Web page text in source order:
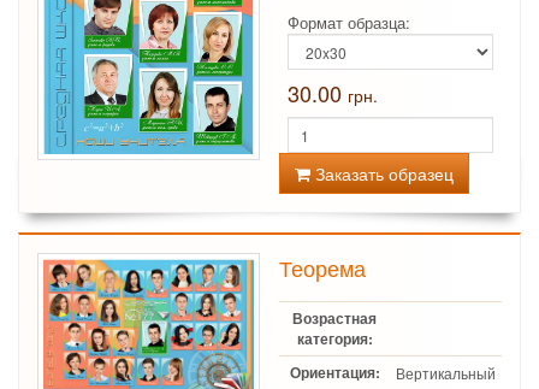
Формат образца:
30.00 грн.
Заказать образец
Теорема
Возрастная
категория:
Ориентация:
Вертикальный